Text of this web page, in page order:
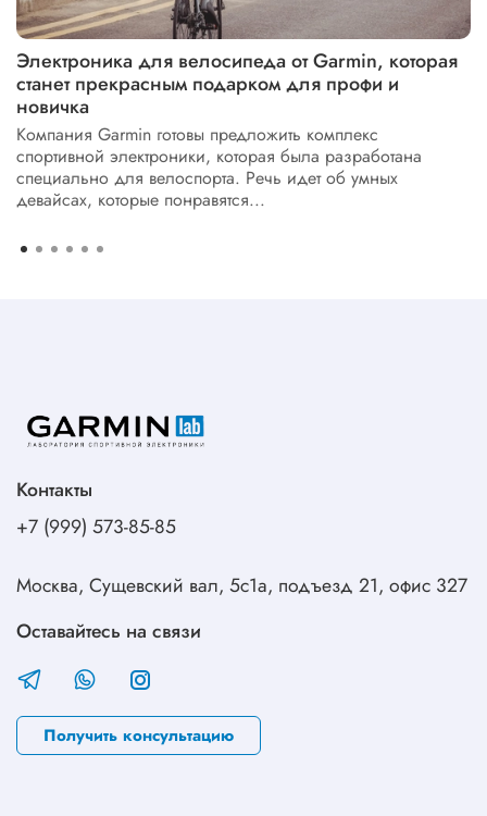
Электроника для велосипеда от Garmin, которая
станет прекрасным подарком для профи и
новичка
Компания Garmin готовы предложить комплекс
спортивной электроники, которая была разработана
специально для велоспорта. Речь идет об умных
девайсах, которые понравятся...
Контакты
+7 (999) 573-85-85
Москва, Сущевский вал, 5с1а, подъезд 21, офис 327
Оставайтесь на связи
Получить консультацию